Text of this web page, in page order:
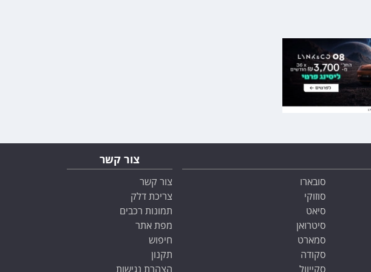
צור קשר
צור קשר
צריכת דלק
תמונות רכבים
מפת אתר
חיפוש
תקנון
הצהרת נגישות
סובארו
סוזוקי
סיאט
סיטרואן
סמארט
סקודה
סקייוול